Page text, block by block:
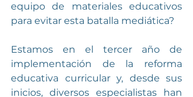
equipo de materiales educativos
para evitar esta batalla mediática?
Estamos en el tercer año de
implementación de la reforma
educativa curricular y, desde sus
inicios, diversos especialistas han